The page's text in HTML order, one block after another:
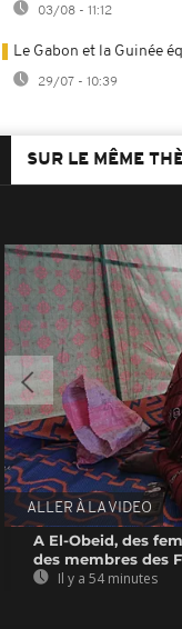
03/08 - 11:12
Le Gabon et la Guinée
29/07 - 10:39
SUR LE MÊME
ALLER À LA VIDEO
A El-Obeid, des
des membres des
Il y a 54 minutes